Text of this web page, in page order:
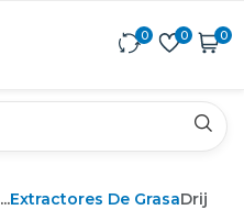
0 0 0
...Extractores De GrasaDrija